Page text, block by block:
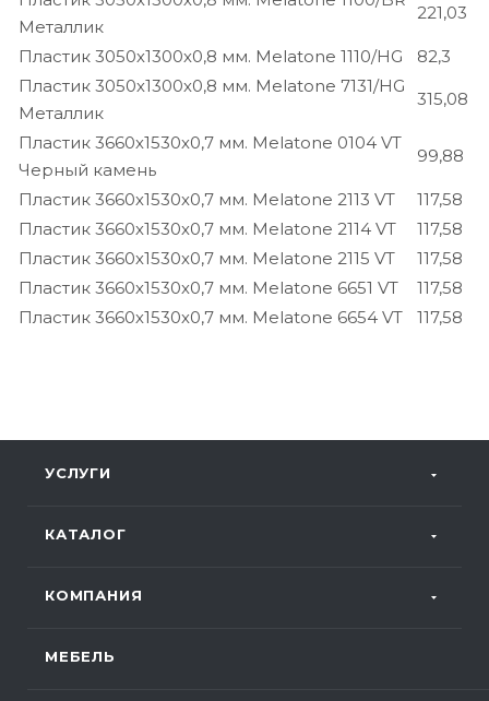
Металлик
221,03
Пластик 3050х1300х0,8 мм. Melatone 1110/HG
82,3
Пластик 3050х1300х0,8 мм. Melatone 7131/HG
Металлик
315,08
Пластик 3660х1530х0,7 мм. Melatone 0104 VT
Черный камень
99,88
Пластик 3660х1530х0,7 мм. Melatone 2113 VT
117,58
Пластик 3660х1530х0,7 мм. Melatone 2114 VT
117,58
Пластик 3660х1530х0,7 мм. Melatone 2115 VT
117,58
Пластик 3660х1530х0,7 мм. Melatone 6651 VT
117,58
Пластик 3660х1530х0,7 мм. Melatone 6654 VT
117,58
УСЛУГИ
КАТАЛОГ
КОМПАНИЯ
МЕБЕЛЬ